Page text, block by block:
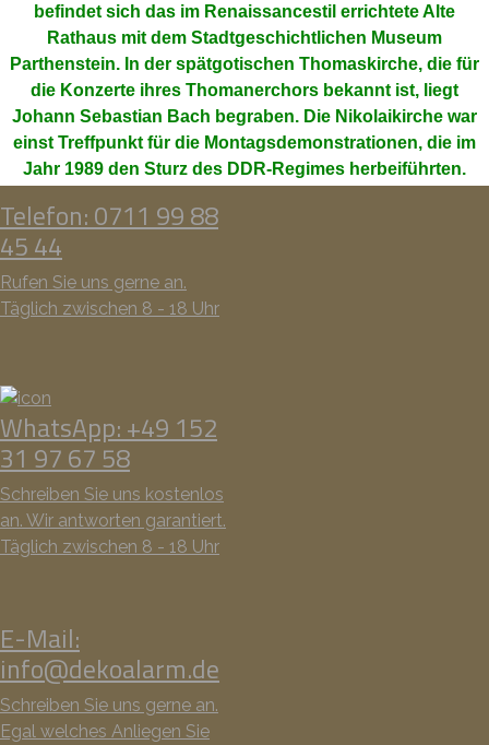
befindet sich das im Renaissancestil errichtete Alte
Rathaus mit dem Stadtgeschichtlichen Museum
Parthenstein. In der spätgotischen Thomaskirche, die für
die Konzerte ihres Thomanerchors bekannt ist, liegt
Johann Sebastian Bach begraben. Die Nikolaikirche war
einst Treffpunkt für die Montagsdemonstrationen, die im
Jahr 1989 den Sturz des DDR-Regimes herbeiführten.
Telefon: 0711 99 88
45 44
Rufen Sie uns gerne an.
Täglich zwischen 8 - 18 Uhr
WhatsApp: +49 152
31 97 67 58
Schreiben Sie uns kostenlos
an. Wir antworten garantiert.
Täglich zwischen 8 - 18 Uhr
E-Mail:
info@dekoalarm.de
Schreiben Sie uns gerne an.
Egal welches Anliegen Sie